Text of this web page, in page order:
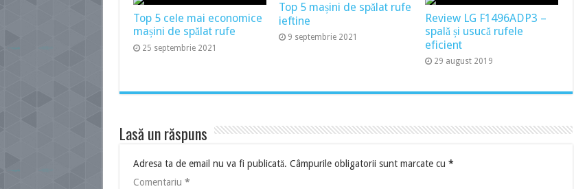
Top 5 cele mai economice
mașini de spălat rufe
25 septembrie 2021
Top 5 mașini de spălat rufe
ieftine
9 septembrie 2021
Review LG F1496ADP3 –
spală și usucă rufele
eficient
29 august 2019
Lasă un răspuns
Adresa ta de email nu va fi publicată. Câmpurile obligatorii sunt marcate cu *
Comentariu *